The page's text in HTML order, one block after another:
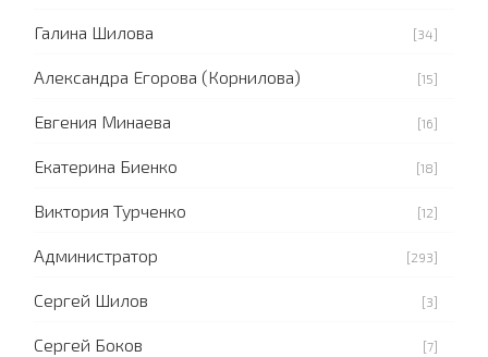
Галина Шилова [34]
Александра Егорова (Корнилова) [15]
Евгения Минаева [16]
Екатерина Биенко [18]
Виктория Турченко [12]
Администратор [293]
Сергей Шилов [3]
Сергей Боков [7]